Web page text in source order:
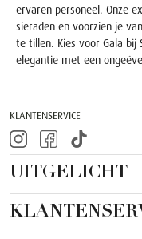
ervaren personeel. Onze
sieraden en voorzien je
te tillen. Kies voor Gala bij
elegantie met een
KLANTENSERVICE
UITGELICHT